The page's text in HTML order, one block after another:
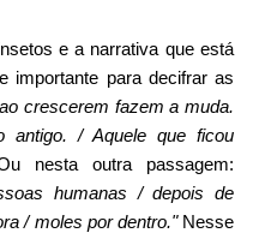
e a narrativa que está
importante para decifrar as
crescerem fazem a muda.
antigo. / Aquele que ficou
nesta outra passagem:
humanas / depois de
/ moles por dentro." Nesse